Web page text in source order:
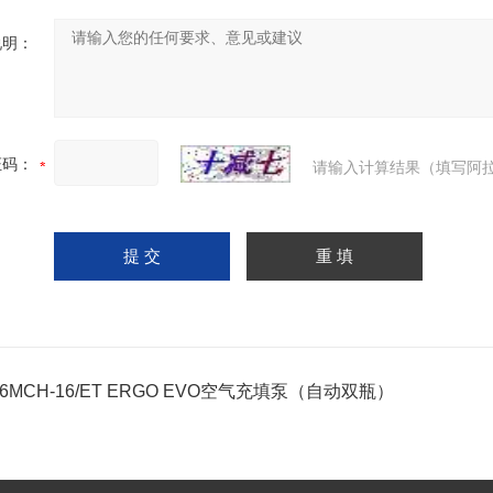
：
： 请输入计算结果（填写阿
16/ET ERGO EVO空气充填泵（自动双瓶）